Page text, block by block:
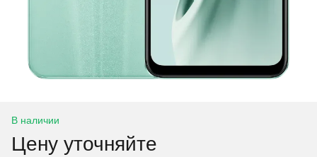
В наличии
Цену уточняйте